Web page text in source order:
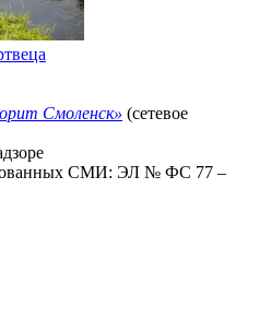
Смоленск» (сетевое
СМИ: ЭЛ № ФС 77 –